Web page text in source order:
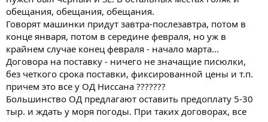
обещания, обещания, обещания.
Говорят машинки придут завтра-послезавтра, потом в
конце января, потом в середине февраля, но уж в
крайнем случае конец февраля - начало марта...
Договора на поставку - ничего не значащие писюлки,
без четкого срока поставки, фиксированной цены и т.п.
причем это все у ОД Ниссана ???????
Большинство ОД предлагают оставить предоплату 5-30
тыр. и ждать у моря погоды. При таких договорах, все